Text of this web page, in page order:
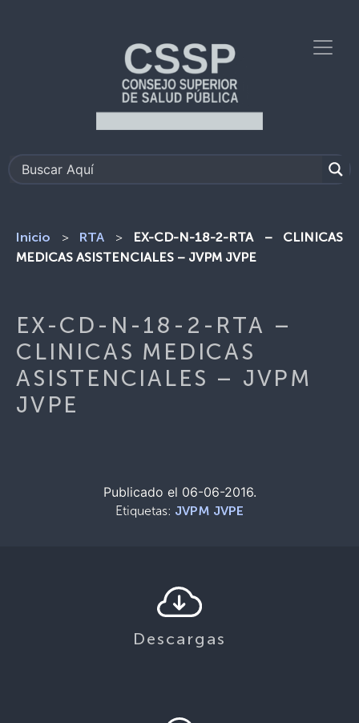
Inicio > RTA >
EX-CD-N-18-2-RTA – CLINICAS
MEDICAS ASISTENCIALES – JVPM JVPE
EX-CD-N-18-2-RTA –
CLINICAS MEDICAS
ASISTENCIALES – JVPM
JVPE
Publicado el 06-06-2016.
Etiquetas: JVPM JVPE
Descargas